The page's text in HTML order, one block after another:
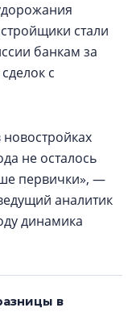
стали
банкам за
с
не осталось
первички», —
аналитик
динамика
в